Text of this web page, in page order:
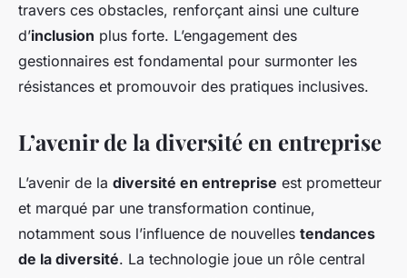
travers ces obstacles, renforçant ainsi une culture
d’inclusion plus forte. L’engagement des
gestionnaires est fondamental pour surmonter les
résistances et promouvoir des pratiques inclusives.
L’avenir de la diversité en entreprise
L’avenir de la diversité en entreprise est prometteur
et marqué par une transformation continue,
notamment sous l’influence de nouvelles tendances
de la diversité. La technologie joue un rôle central